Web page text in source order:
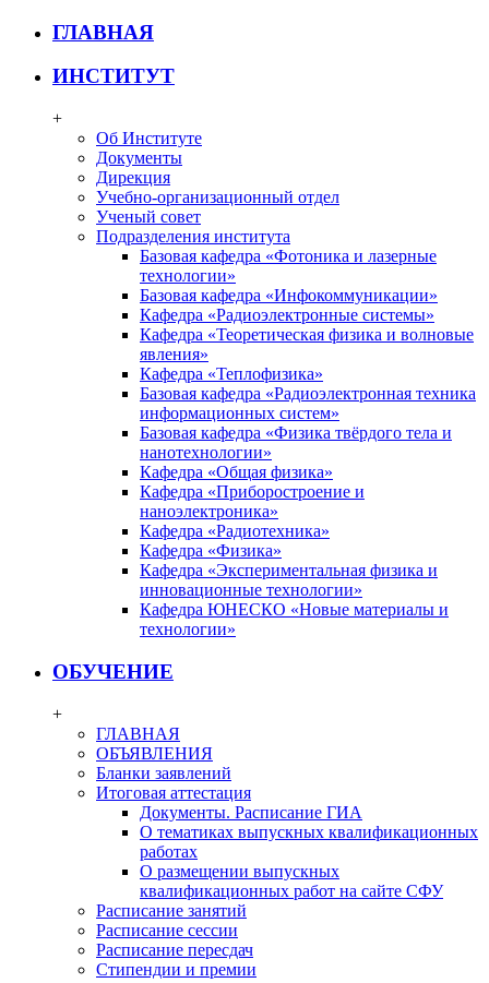
ГЛАВНАЯ
ИНСТИТУТ
+
Об Институте
Документы
Дирекция
Учебно-организационный отдел
Ученый совет
Подразделения института
Базовая кафедра «Фотоника и лазерные
технологии»
Базовая кафедра «Инфокоммуникации»
Кафедра «Радиоэлектронные системы»
Кафедра «Теоретическая физика и волновые
явления»
Кафедра «Теплофизика»
Базовая кафедра «Радиоэлектронная техника
информационных систем»
Базовая кафедра «Физика твёрдого тела и
нанотехнологии»
Кафедра «Общая физика»
Кафедра «Приборостроение и
наноэлектроника»
Кафедра «Радиотехника»
Кафедра «Физика»
Кафедра «Экспериментальная физика и
инновационные технологии»
Кафедра ЮНЕСКО «Новые материалы и
технологии»
ОБУЧЕНИЕ
+
ГЛАВНАЯ
ОБЪЯВЛЕНИЯ
Бланки заявлений
Итоговая аттестация
Документы. Расписание ГИА
О тематиках выпускных квалификационных
работах
О размещении выпускных
квалификационных работ на сайте СФУ
Расписание занятий
Расписание сессии
Расписание пересдач
Стипендии и премии